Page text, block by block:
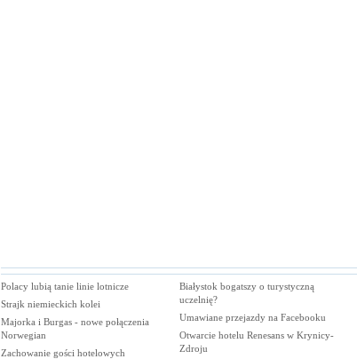
Polacy lubią tanie linie lotnicze
Strajk niemieckich kolei
Majorka i Burgas - nowe połączenia
Norwegian
Zachowanie gości hotelowych
Białystok bogatszy o turystyczną
uczelnię?
Umawiane przejazdy na Facebooku
Otwarcie hotelu Renesans w Krynicy-
Zdroju